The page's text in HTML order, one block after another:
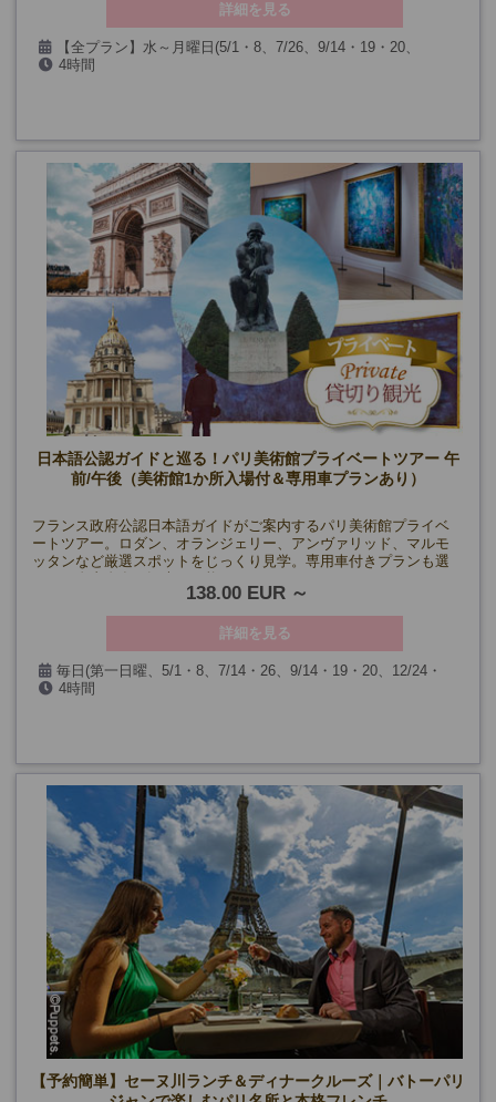
詳細を見る
【全プラン】水～月曜日(5/1・8、7/26、9/14・19・20、
12/24・25・31、1/1、第一日曜日を除く)
4時間
日本語公認ガイドと巡る！パリ美術館プライベートツアー 午
前/午後（美術館1か所入場付＆専用車プランあり）
フランス政府公認日本語ガイドがご案内するパリ美術館プライベ
ートツアー。ロダン、オランジェリー、アンヴァリッド、マルモ
ッタンなど厳選スポットをじっくり見学。専用車付きプランも選
138.00 EUR
詳細を見る
毎日(第一日曜、5/1・8、7/14・26、9/14・19・20、12/24・
25・31、1/1を除く)
【凱旋門】特別行事閉館日、11/10・11も除く
4時間
【予約簡単】セーヌ川ランチ＆ディナークルーズ｜バトーパリ